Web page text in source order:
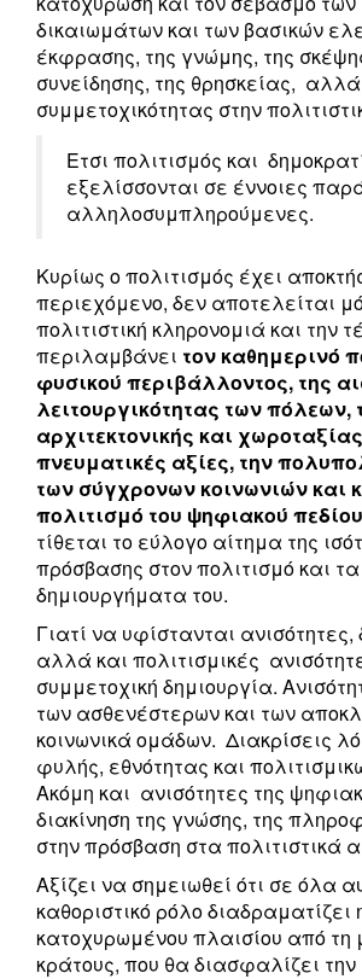
δικαιωμάτων και των βασικών
έκφρασης, της γνώμης, της
συνείδησης, της θρησκείας, αλλά
συμμετοχικότητας στην
Ετσι πολιτισμός και
εξελίσσονται σε έννοιες
αλληλοσυμπληρούμενες.
Κυρίως ο πολιτισμός έχει
περιεχόμενο, δεν αποτελείται
πολιτιστική κληρονομιά και την
περιλαμβάνει τον καθημερινό
φυσικού περιβάλλοντος, της
λειτουργικότητας των πόλεων,
αρχιτεκτονικής και
πνευματικές αξίες, την
των σύγχρονων κοινωνιών και
πολιτισμό του ψηφιακού πεδίου
τίθεται το εύλογο αίτημα της
πρόσβασης στον πολιτισμό και τα
δημιουργήματα του.
Γιατί να υφίστανται ανισότητες,
αλλά και πολιτισμικές
συμμετοχική δημιουργία.
των ασθενέστερων και των
κοινωνικά ομάδων. Διακρίσεις
φυλής, εθνότητας και
Ακόμη και ανισότητες της
διακίνηση της γνώσης, της
στην πρόσβαση στα πολιτιστικά
Αξίζει να σημειωθεί ότι σε όλα
καθοριστικό ρόλο διαδραματίζει
κατοχυρωμένου πλαισίου από τη
κράτους, που θα διασφαλίζει